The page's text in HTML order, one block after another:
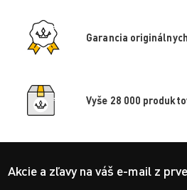
Garancia
Vyše 28 000
Akcie a zľavy na váš e-mail z